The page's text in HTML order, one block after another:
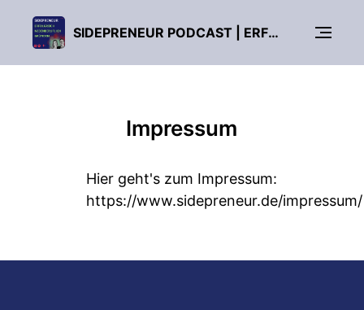
SIDEPRENEUR PODCAST | ERFOLGREICH NEBENBERUFLICH GRÜNDEN!
Impressum
Hier geht's zum Impressum:
https://www.sidepreneur.de/impressum/